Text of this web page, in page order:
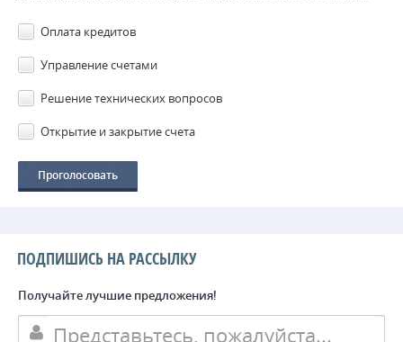
Оплата кредитов
Управление счетами
Решение технических вопросов
Открытие и закрытие счета
ПОДПИШИСЬ НА РАССЫЛКУ
Получайте лучшие предложения!